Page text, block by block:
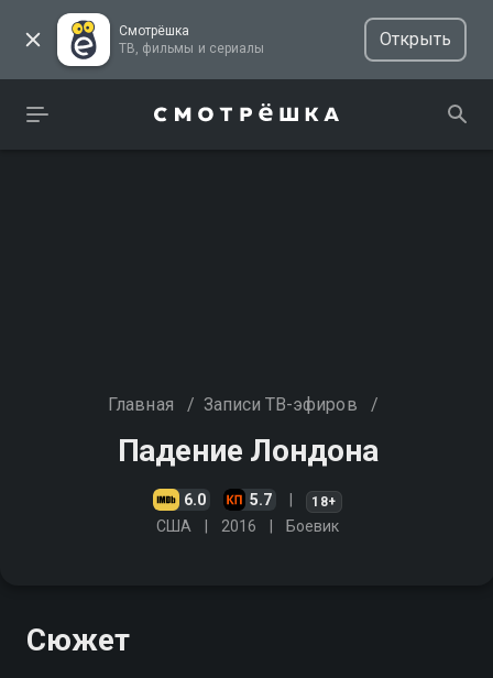
Смотрёшка
ТВ, фильмы и сериалы
Открыть
Главная / Записи ТВ-эфиров /
Падение Лондона
6.0 5.7 18+
США 2016 Боевик
Сюжет